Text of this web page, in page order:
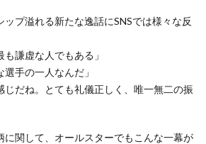
プ溢れる新たな逸話にSNSでは様々な反
も謙虚な人でもある」
選手の一人なんだ」
じだね。とても礼儀正しく、唯一無二の振
に関して、オールスターでもこんな一幕が